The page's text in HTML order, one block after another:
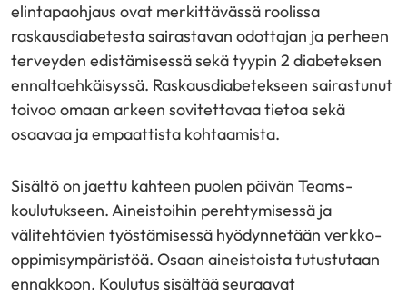
elintapaohjaus ovat merkittävässä roolissa
raskausdiabetesta sairastavan odottajan ja perheen
terveyden edistämisessä sekä tyypin 2 diabeteksen
ennaltaehkäisyssä. Raskausdiabetekseen sairastunut
toivoo omaan arkeen sovitettavaa tietoa sekä
osaavaa ja empaattista kohtaamista.
Sisältö on jaettu kahteen puolen päivän Teams-
koulutukseen. Aineistoihin perehtymisessä ja
välitehtävien työstämisessä hyödynnetään verkko-
oppimisympäristöä. Osaan aineistoista tutustutaan
ennakkoon. Koulutus sisältää seuraavat